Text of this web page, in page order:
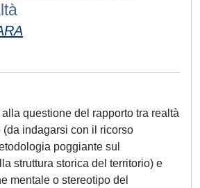
alla questione del rapporto tra realtà
indagarsi con il ricorso
poggiante sul
struttura storica del territorio) e
mentale o stereotipo del